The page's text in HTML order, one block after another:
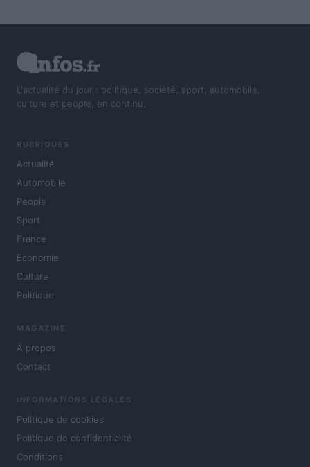
L'actualité du jour : politique, société, sport, automobile,
culture et people, en continu.
RUBRIQUES
Actualité
Automobile
People
Sport
France
Economie
Culture
Politique
MAGAZINE
À propos
Contact
INFORMATIONS LÉGALES
Politique de cookies
Politique de confidentialité
Conditions